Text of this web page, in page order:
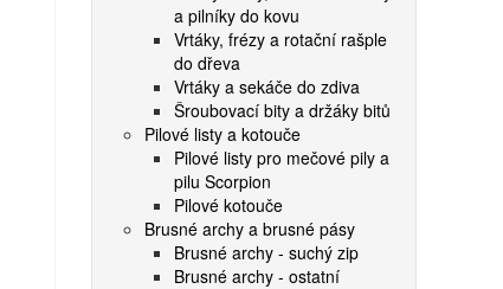
a pilníky do kovu
Vrtáky, frézy a rotační rašple
do dřeva
Vrtáky a sekáče do zdiva
Šroubovací bity a držáky bitů
Pilové listy a kotouče
Pilové listy pro mečové pily a
pilu Scorpion
Pilové kotouče
Brusné archy a brusné pásy
Brusné archy - suchý zip
Brusné archy - ostatní